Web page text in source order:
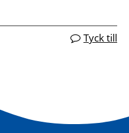
Tyck till